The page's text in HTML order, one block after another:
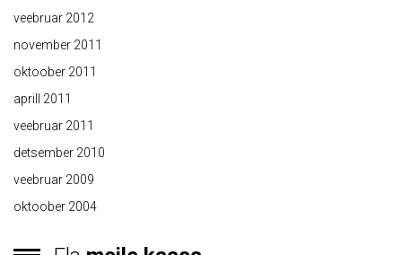
veebruar 2012
november 2011
oktoober 2011
aprill 2011
veebruar 2011
detsember 2010
veebruar 2009
oktoober 2004